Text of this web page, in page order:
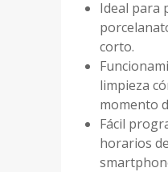
Ideal para
corto.
limpieza
momento
Fácil
horarios